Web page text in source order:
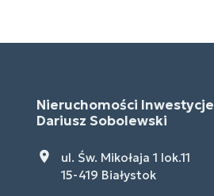
Nieruchomości Inwestycje
Dariusz Sobolewski
ul. Św. Mikołaja 1 lok.11
15-419 Białystok